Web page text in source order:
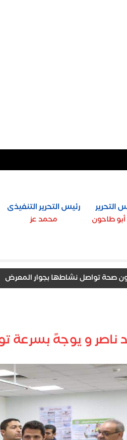
التحرير
أبو طاحون
رئيس التحرير التنفيذى
محمد عز
و يوجهً بسرعة